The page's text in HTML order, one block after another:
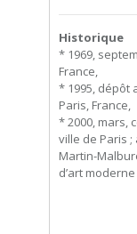
Historique
* 1969,
France,
* 1995, dépôt
Paris, France,
* 2000, mars,
ville de Paris
Martin-
d’art